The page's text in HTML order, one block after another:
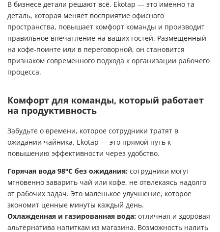
В бизнесе детали решают всё. Ekotap — это именно та
деталь, которая меняет восприятие офисного
пространства, повышает комфорт команды и производит
правильное впечатление на ваших гостей. Размещенный
на кофе-поинте или в переговорной, он становится
признаком современного подхода к организации рабочего
процесса.
Комфорт для команды, который работает
на продуктивность
Забудьте о времени, которое сотрудники тратят в
ожидании чайника. Ekotap — это прямой путь к
повышению эффективности через удобство.
Горячая вода 98°C без ожидания: сотрудники могут
мгновенно заварить чай или кофе, не отвлекаясь надолго
от рабочих задач. Это маленькое улучшение, которое
экономит ценные минуты каждый день.
Охлажденная и газированная вода: отличная и здоровая
альтернатива напиткам из магазина. Возможность налить